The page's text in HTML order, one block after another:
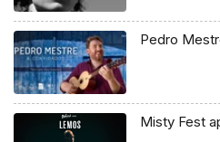
Pedro
Misty Fest